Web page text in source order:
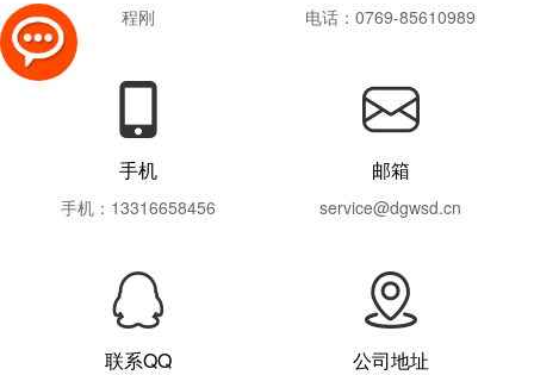
程刚 电话：0769-85610989
手机
手机：13316658456
邮箱
service@dgwsd.cn
联系QQ 公司地址